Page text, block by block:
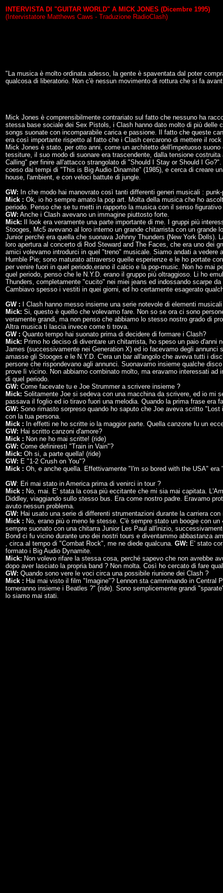
INTERVISTA DI "GUITAR WORLD" A MICK JONES (Dicembre 1995)
(Intervistatore Matthews Caws - Traduzione RadioClash)
"La musica è molto ordinata adesso, la gente è spaventata dal poter
qualcosa di liberatorio. Non c'è nessun movimento di rottura che si fa
Mick Jones è comprensibilmente contrariato sul fatto che nessuno ha
stessa base sociale dei Sex Pistols, i Clash hanno dato molto di più delle
songs suonate con incomparabile carica e passione. Il fatto che queste
era così importante rispetto al fatto che i Clash cercarono di mettere il
Mick Jones è stato, per otto anni, come un architetto dell'impetuoso
tessiture, il suo modo di suonare era trascendente, dalla tensione
Calling" per finire all'attacco strangolato di "Should I Stay or Should I
coeso dai tempi di "This is Big Audio Dinamite" (1985), e cerca di creare
house, l'ambient, e con veloci battute di jungle.
GW: In che modo hai manovrato così tanti differenti generi musicali :
Mick : Ok, io ho sempre amato la pop art. Molta della musica che ho
periodo. Penso che se tu metti in rapporto la musica con il senso
GW: Anche i Clash avevano un immagine piuttosto forte.
Mick: Il look era veramente una parte importante di me. I gruppi più
Stooges, Mc5 avevano al loro interno un grande chitarrista con un
Junior perché era quella che suonava Johnny Thunders (New York
loro apertura al concerto di Rod Steward and The Faces, che era uno dei
amici volevamo introdurci in quel "treno" musicale. Siamo andati a
Humble Pie; sono maturato attraverso quelle esperienze e le ho portate
per venire fuori in quel periodo,erano il calcio e la pop-music. Non ho mai
quel periodo, penso che le N.Y.D. erano il gruppo più oltraggioso. Li ho
Thunders, completamente "cucito" nei miei jeans ed indossando scarpe
Cambiavo spesso i vestiti in quei giorni, ed ho certamente esagerato
GW : I Clash hanno messo insieme una serie notevole di elementi
Mick: Si, questo è quello che volevamo fare. Non so se ora ci sono
veramente grandi, ma non penso che abbiamo lo stesso nostro grado di
Altra musica ti lascia invece come ti trova.
GW : Quanto tempo hai suonato prima di decidere di formare i Clash?
Mick: Primo ho deciso di diventare un chitarrista, ho speso un paio
James (successivamente nei Generation X) ed io facevamo degli
amasse gli Stooges e le N.Y.D. C'era un bar all'angolo che aveva tutti i
persone che rispondevano agli annunci. Suonavamo insieme qualche
prove lì vicino. Non abbiamo combinato molto, ma eravamo interessati
di quel periodo.
GW: Come facevate tu e Joe Strummer a scrivere insieme ?
Mick: Solitamente Joe si sedeva con una macchina da scrivere, ed io mi
passava il foglio ed io tiravo fuori una melodia. Quando la prima frase era
GW: Sono rimasto sorpreso quando ho saputo che Joe aveva scritto
con la tua persona.
Mick : In effetti ne ho scritte io la maggior parte. Quella canzone fu un
GW: Hai scritto canzoni d'amore?
Mick : Non ne ho mai scritte! (ride)
GW: Come definiresti "Train in Vain"?
Mick: Oh si, a parte quella! (ride)
GW: E "1-2 Crush on You"?
Mick : Oh, e anche quella. Effettivamente "I'm so bored with the USA"
GW: Eri mai stato in America prima di venirci in tour ?
Mick : No, mai. E' stata la cosa più eccitante che mi sia mai capitata.
Diddley, viaggiando sullo stesso bus. Era come nostro padre. Eravamo
avuto nessun problema.
GW: Hai usato una serie di differenti strumentazioni durante la carriera con
Mick : No, erano più o meno le stesse. C'è sempre stato un boogie con
sempre suonato con una chitarra Junior Les Paul all'inizio,
Bond ci fu vicino durante uno dei nostri tours e diventammo abbastanza
, circa al tempo di "Combat Rock", me ne diede qualcuna. GW: E' stato
formato i Big Audio Dynamite.
Mick: Non volevo rifare la stessa cosa, perché sapevo che non avrebbe
dopo aver lasciato la propria band ? Non molta. Così ho cercato di fare
GW: Quando sono vere le voci circa una possibile riunione dei Clash ?
Mick : Hai mai visto il film "Imagine"? Lennon sta camminando in Central
torneranno insieme i Beatles ?" (ride). Sono semplicemente grandi
lo siamo mai stati.